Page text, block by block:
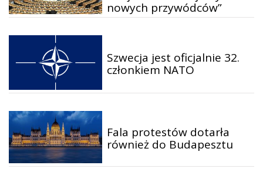
nowych przywódców”
Szwecja jest oficjalnie 32.
członkiem NATO
Fala protestów dotarła
również do Budapesztu